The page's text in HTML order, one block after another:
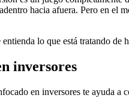
hacia afuera. Pero en
lo que está tratando de
inversores
en inversores te ayuda a